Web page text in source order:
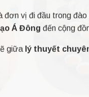
đơn vị đi đầu trong
Á Đông đến cộng
giữa lý thuyết